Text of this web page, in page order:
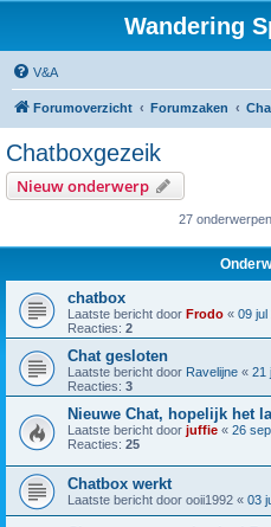
Wandering
V&A
Forumoverzicht Forumzaken
Chatboxgezeik
Nieuw onderwerp
27 onderwerpen
chatbox
Laatste bericht door Frodo « 09 jul
Reacties: 2
Chat gesloten
Laatste bericht door Ravelijne « 21
Reacties: 3
Nieuwe Chat, hopelijk het
Laatste bericht door juffie « 26
Reacties: 25
Chatbox werkt
Laatste bericht door ooii1992 « 03